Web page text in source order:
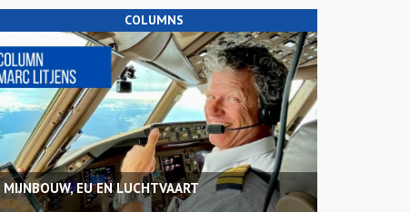
COLUMNS
MIJNBOUW, EU EN LUCHTVAART